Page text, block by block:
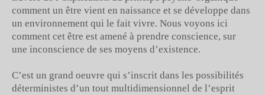
comment un être vient en naissance et se développe dans
un environnement qui le fait vivre. Nous voyons ici
comment cet être est amené à prendre conscience, sur
une inconscience de ses moyens d’existence.
C’est un grand oeuvre qui s’inscrit dans les possibilités
déterministes d’un tout multidimensionnel de l’esprit